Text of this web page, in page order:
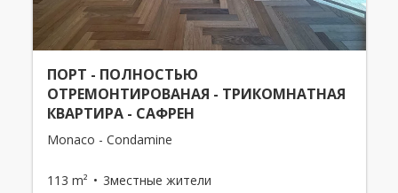
ПОРТ - ПОЛНОСТЬЮ
ОТРЕМОНТИРОВАНАЯ - ТРИКОМНАТНАЯ
КВАРТИРА - САФРЕН
Monaco - Condamine
113 m² 3местные жители